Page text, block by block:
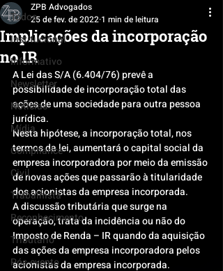
Todos
Institucional
Informativo
Newsletter
Notícias
Mídia
Compliance
Civil
Trabalhista
Reconhecimento
Tributário
Pós-evento
Implicações da incorporação
no IR
ZPB Advogados
25 de fev. de 2022 1 min de leitura
A Lei das S/A (6.404/76) prevê a
possibilidade de incorporação total das
ações de uma sociedade para outra pessoa
jurídica.
Nesta hipótese, a incorporação total, nos
termos da lei, aumentará o capital social da
empresa incorporadora por meio da emissão
de novas ações que passarão à titularidade
dos acionistas da empresa incorporada.
A discussão tributária que surge na
operação, trata da incidência ou não do
Imposto de Renda – IR quando da aquisição
das ações da empresa incorporadora pelos
acionistas da empresa incorporada.